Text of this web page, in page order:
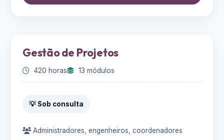
Gestão de Projetos
420 horas 13 módulos
💡 Sob consulta
Administradores, engenheiros, coordenadores